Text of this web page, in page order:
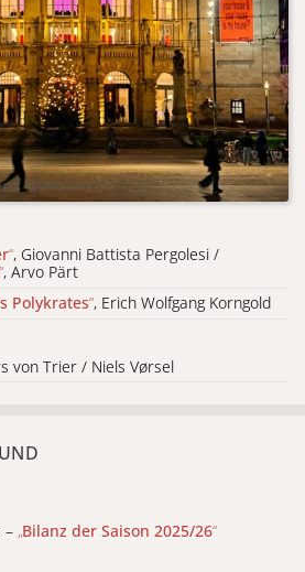
“, Giovanni Battista Pergolesi /
“, Arvo Pärt
Polykrates“, Erich Wolfgang Korngold
von Trier / Niels Vørsel
– „Bilanz der Saison 2025/26“